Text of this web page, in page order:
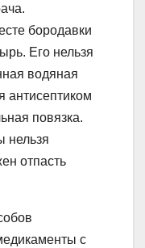
бородавки
Его нельзя
водяная
антисептиком
повязка.
нельзя
отпасть
с